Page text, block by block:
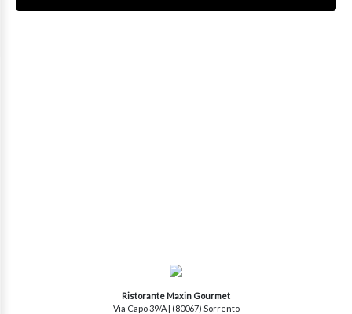
Ristorante Maxin Gourmet
Via Capo 39/A | (80067) Sorrento